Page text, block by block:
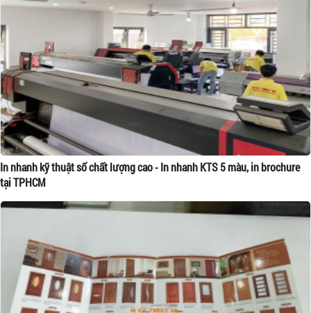
In nhanh kỹ thuật số chất lượng cao - In nhanh KTS 5 màu, in brochure
tại TPHCM